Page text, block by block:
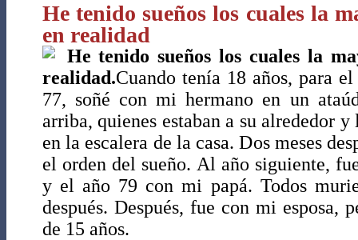
He tenido sueños los cuales la
en realidad
He tenido sueños los cuales la
realidad.Cuando tenía 18 años, para
77, soñé con mi hermano en un
arriba, quienes estaban a su alrededor y
en la escalera de la casa. Dos meses
el orden del sueño. Al año siguiente,
y el año 79 con mi papá. Todos
después. Después, fue con mi esposa,
de 15 años.